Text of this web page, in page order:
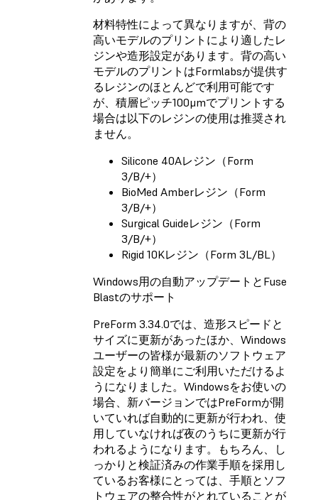
材料特性によって異なりますが、背の
高いモデルのプリントにより適したレ
ジンや造形設定があります。背の高い
モデルのプリントはFormlabsが提供す
るレジンのほとんどで利用可能です
が、積層ピッチ100μmでプリントする
場合は以下のレジンの使用は推奨され
ません。
Silicone 40Aレジン（Form
3/B/+）
BioMed Amberレジン（Form
3/B/+）
Surgical Guideレジン（Form
3/B/+）
Rigid 10Kレジン（Form 3L/BL）
Windows用の自動アップデートとFuse
Blastのサポート
PreForm 3.34.0では、造形スピードと
サイズに更新があったほか、Windows
ユーザーの皆様が最新のソフトウェア
設定をより簡単にご利用いただけるよ
うになりました。Windowsをお使いの
場合、新バージョンではPreFormが開
いていれば自動的に更新が行われ、使
用していなければ夜のうちに更新が行
われるようになります。もちろん、し
っかりと検証済みの作業手順を採用し
ているお客様にとっては、手順とソフ
トウェアの整合性がとれていることが